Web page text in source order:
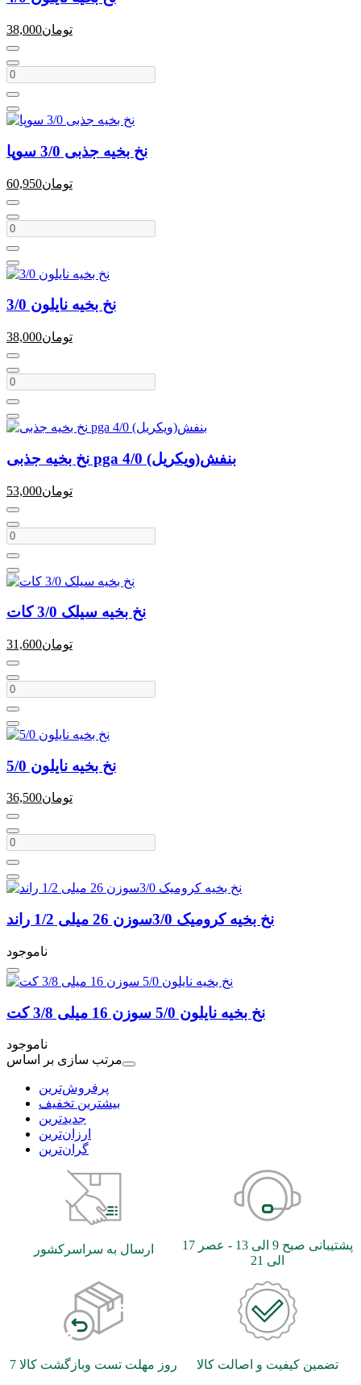
38,000تومان
نخ بخیه جذبی 3/0 سوپا
60,950تومان
نخ بخیه نایلون 3/0
38,000تومان
نخ بخیه جذبی pga 4/0 بنفش(ویکریل)
53,000تومان
نخ بخیه سیلک 3/0 کات
31,600تومان
نخ بخیه نایلون 5/0
36,500تومان
نخ بخیه کرومیک 3/0سوزن 26 میلی 1/2 راند
ناموجود
نخ بخیه نایلون 5/0 سوزن 16 میلی 3/8 کت
ناموجود
مرتب سازی بر اساس
بیشترین تخفیف
جدیدترین
ارزان‌ترین
گران‌ترین
ارسال به سراسرکشور
پشتیبانی صبح 9 الی 13 - عصر 17
الی 21
7 روز مهلت تست وبازگشت کالا تضمین کیفیت و اصالت کالا